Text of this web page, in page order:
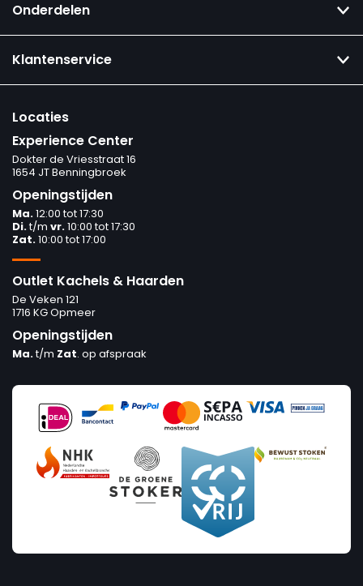
Onderdelen
Klantenservice
Locaties
Experience Center
Dokter de Vriesstraat 16
1654 JT Benningbroek
Openingstijden
Ma.12:00 tot 17:30
Di.t/m vr.10:00 tot 17:30
Zat.10:00 tot 17:00
Outlet Kachels & Haarden
De Veken 121
1716 KG Opmeer
Openingstijden
Ma.t/m Zat. op afspraak